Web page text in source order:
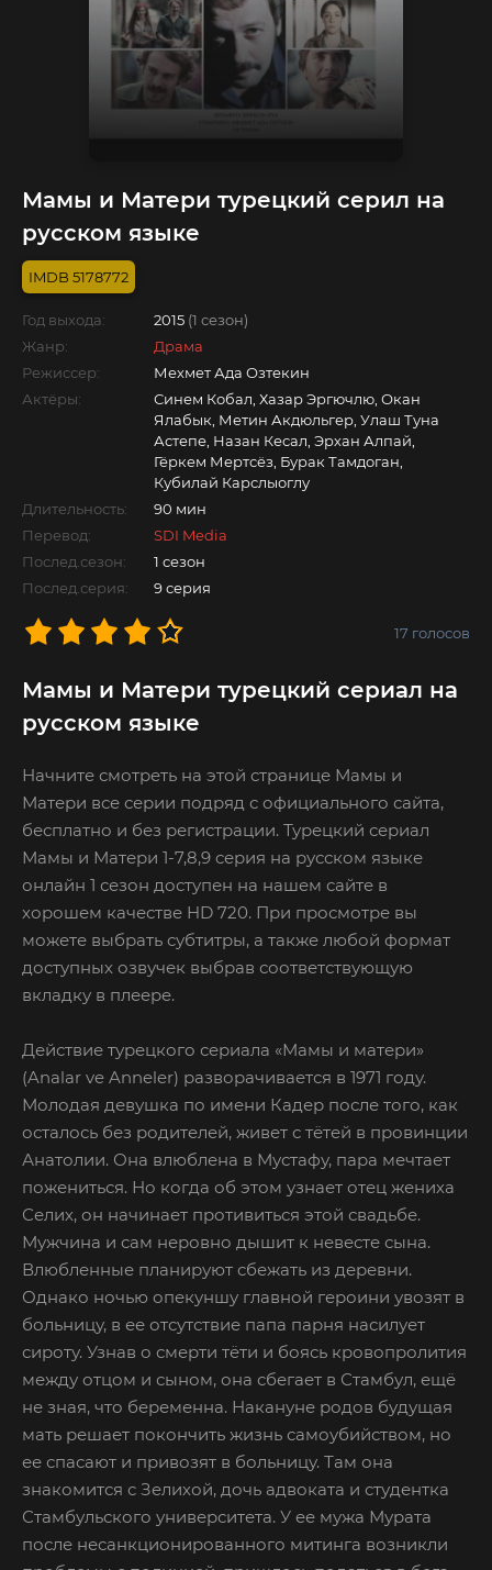
Мамы и Матери турецкий серил на
русском языке
5178772
Год выхода: 2015 (1 сезон)
Жанр:
Драма
Режиссер:
Мехмет Ада Озтекин
Актёры:
Синем Кобал, Хазар Эргючлю, Окан
Ялабык, Метин Акдюльгер, Улаш Туна
Астепе, Назан Кесал, Эрхан Алпай,
Гёркем Мертсёз, Бурак Тамдоган,
Кубилай Карслыоглу
Длительность:
90 мин
Перевод:
SDI Media
Послед.сезон:
1 сезон
Послед.серия:
9 серия
17 голосов
Мамы и Матери турецкий сериал на
русском языке
Начните смотреть на этой странице Мамы и
Матери все серии подряд с официального сайта,
бесплатно и без регистрации. Турецкий сериал
Мамы и Матери 1-7,8,9 серия на русском языке
онлайн 1 сезон доступен на нашем сайте в
хорошем качестве HD 720. При просмотре вы
можете выбрать субтитры, а также любой формат
доступных озвучек выбрав соответствующую
вкладку в плеере.
Действие турецкого сериала «Мамы и матери»
(Analar ve Anneler) разворачивается в 1971 году.
Молодая девушка по имени Кадер после того, как
осталось без родителей, живет с тётей в провинции
Анатолии. Она влюблена в Мустафу, пара мечтает
пожениться. Но когда об этом узнает отец жениха
Селих, он начинает противиться этой свадьбе.
Мужчина и сам неровно дышит к невесте сына.
Влюбленные планируют сбежать из деревни.
Однако ночью опекуншу главной героини увозят в
больницу, в ее отсутствие папа парня насилует
сироту. Узнав о смерти тёти и боясь кровопролития
между отцом и сыном, она сбегает в Стамбул, ещё
не зная, что беременна. Накануне родов будущая
мать решает покончить жизнь самоубийством, но
ее спасают и привозят в больницу. Там она
знакомится с Зелихой, дочь адвоката и студентка
Стамбульского университета. У ее мужа Мурата
после несанкционированного митинга возникли